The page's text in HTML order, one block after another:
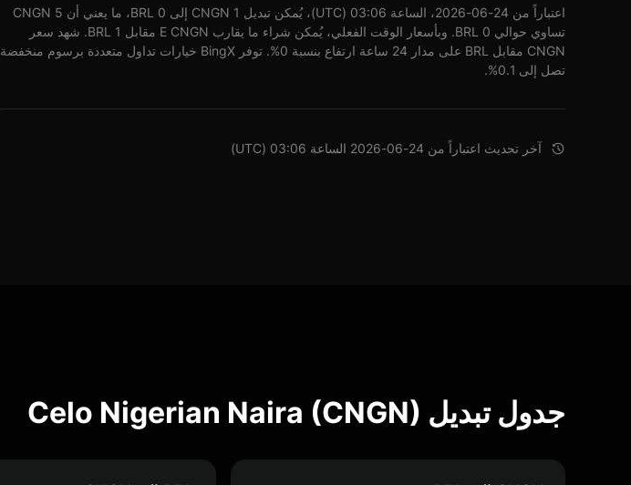
اعتباراً من 24-06-2026، الساعة 03:06 (UTC)، يُمكن تبديل 1 CNGN إلى 0 BRL، ما يعني أن 5 CNGN
تساوي حوالي 0 BRL. وبأسعار الوقت الفعلي، يُمكن شراء ما يقارب E CNGN مقابل 1 BRL. شهد سعر
CNGN مقابل BRL على مدار 24 ساعة ارتفاع بنسبة 0%. توفر BingX خيارات تداول متعددة برسوم منخفضة
تصل إلى 0.1%.
آخر تحديث اعتباراً من 24-06-2026 الساعة 03:06 (UTC)
جدول تبديل Celo Nigerian Naira (CNGN)